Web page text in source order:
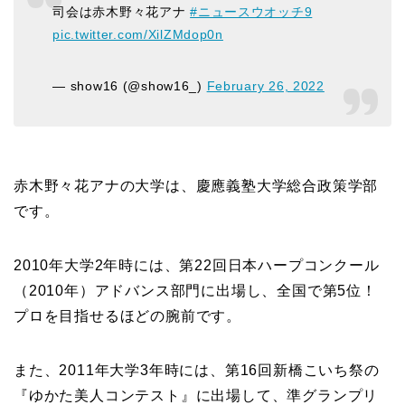
司会は赤木野々花アナ#ニュースウオッチ9
pic.twitter.com/XilZMdop0n
— show16 (@show16_) February 26, 2022
赤木野々花アナの大学は、慶應義塾大学総合政策学部
です。
2010年大学2年時には、第22回日本ハープコンクール
（2010年）アドバンス部門に出場し、全国で第5位！
プロを目指せるほどの腕前です。
また、2011年大学3年時には、第16回新橋こいち祭の
『ゆかた美人コンテスト』に出場して、準グランプリ